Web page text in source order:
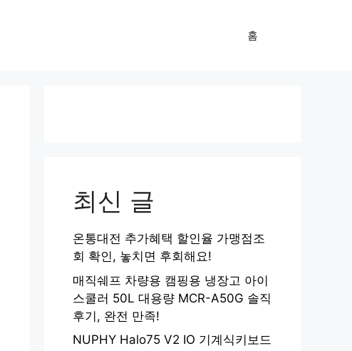
홈
최신 글
온통대전 추가혜택 할인율 가맹점조
회 확인, 놓치면 후회해요!
매직쉐프 차량용 캠핑용 냉장고 아이
스쿨러 50L 대용량 MCR-A50G 솔직
후기, 완전 만족!
NUPHY Halo75 V2 IO 기계식키보드